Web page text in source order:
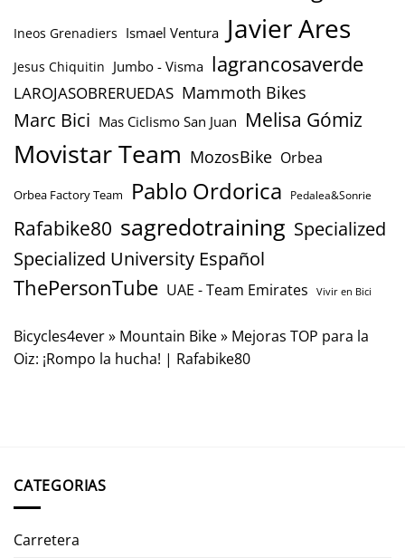
Ineos Grenadiers Ismael Ventura Javier Ares
Jesus Chiquitin Jumbo - Visma lagrancosaverde
LAROJASOBRERUEDAS Mammoth Bikes
Marc Bici Mas Ciclismo San Juan Melisa Gómiz
Movistar Team MozosBike Orbea
Orbea Factory Team Pablo Ordorica Pedalea&Sonrie
Rafabike80 sagredotraining Specialized
Specialized University Español
ThePersonTube UAE - Team Emirates Vivir en Bici
Bicycles4ever» Mountain Bike» Mejoras TOP para la
Oiz: ¡Rompo la hucha! | Rafabike80
CATEGORIAS
Carretera